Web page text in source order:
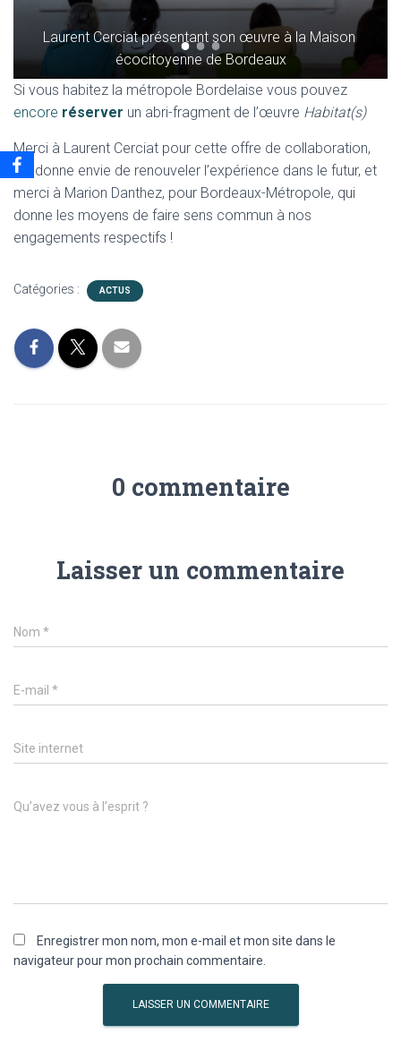
Laurent Cerciat présentant son œuvre à la Maison
écocitoyenne de Bordeaux
Si vous habitez la métropole Bordelaise vous pouvez
encore réserver un abri-fragment de l’œuvre Habitat(s)
Merci à Laurent Cerciat pour cette offre de collaboration,
qui donne envie de renouveler l’expérience dans le futur, et
merci à Marion Danthez, pour Bordeaux-Métropole, qui
donne les moyens de faire sens commun à nos
engagements respectifs !
Catégories : ACTUS
0 commentaire
Laisser un commentaire
Nom *
E-mail *
Site internet
Qu’avez vous à l’esprit ?
Enregistrer mon nom, mon e-mail et mon site dans le
navigateur pour mon prochain commentaire.